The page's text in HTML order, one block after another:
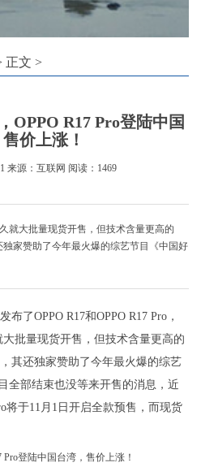
正文 >
OPPO R17 Pro登陆中国
价上涨！
来源：互联网 阅读：1469
就大批量现货开售，但技术含量更高的
独家赞助了今年最火爆的综艺节目《中国好
布了OPPO R17和OPPO R17 Pro，
大批量现货开售，但技术含量更高的
其还独家赞助了今年最火爆的综艺
全部结束也没等来开售的消息，近
将于11月1日开启全款预售，而现货